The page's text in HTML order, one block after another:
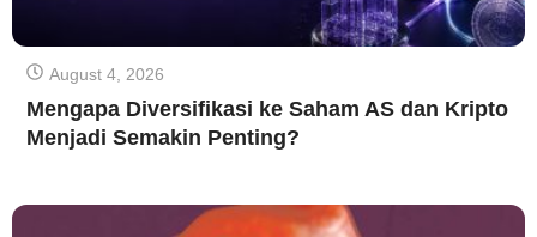
August 4, 2026
Mengapa Diversifikasi ke Saham AS dan Kripto
Menjadi Semakin Penting?